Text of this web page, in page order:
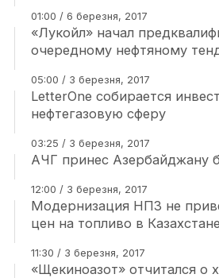
01:00 / 6 березня, 2017
«Лукойл» начал
очередному нефтяному
05:00 / 3 березня, 2017
LetterOne собирается
нефтегазовую сферу
03:25 / 3 березня, 2017
АЧГ принес Азербайджану
12:00 / 3 березня, 2017
Модернизация НПЗ не
цен на топливо в Казахстане
11:30 / 3 березня, 2017
«Щекиноазот» отчитался о